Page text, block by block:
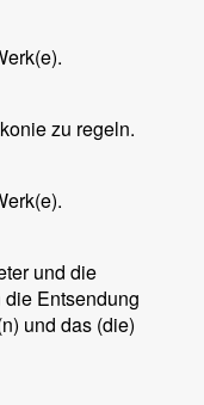
zu regeln.
und die
Entsendung
und das (die)